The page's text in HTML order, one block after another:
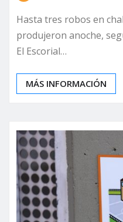
Hasta tres robos en
produjeron anoche,
El Escorial…
MÁS INFORMACIÓN